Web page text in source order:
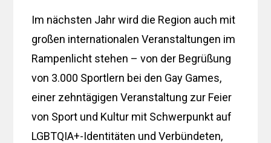
Im nächsten Jahr wird die Region auch mit
großen internationalen Veranstaltungen im
Rampenlicht stehen – von der Begrüßung
von 3.000 Sportlern bei den Gay Games,
einer zehntägigen Veranstaltung zur Feier
von Sport und Kultur mit Schwerpunkt auf
LGBTQIA+-Identitäten und Verbündeten,